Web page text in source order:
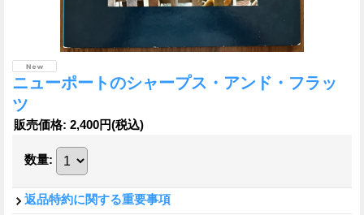
ニューポートのシャープス・アンド・フラッ
ツ
販売価格: 2,400円(税込)
数量:
返品特約に関する重要事項